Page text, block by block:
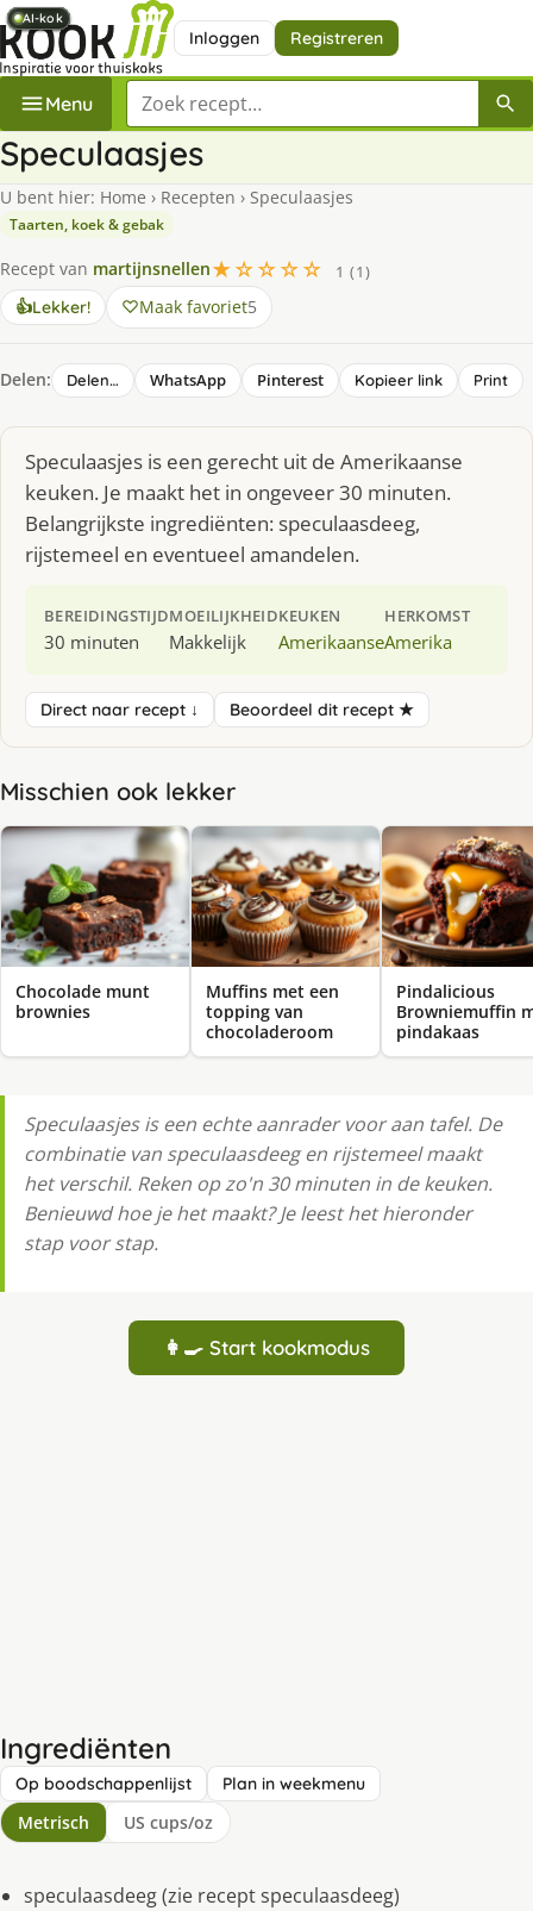
Inloggen Registreren
Menu Zoek een recept
Speculaasjes
U bent hier: Home › Recepten › Speculaasjes
Taarten, koek & gebak
Recept van martijnsnellen★☆☆☆☆
1 (1)
👍Lekker! Maak favoriet5
Delen: Delen… WhatsApp Pinterest Kopieer link Print
Speculaasjes is een gerecht uit de Amerikaanse
keuken. Je maakt het in ongeveer 30 minuten.
Belangrijkste ingrediënten: speculaasdeeg,
rijstemeel en eventueel amandelen.
BEREIDINGSTIJD
30 minuten
MOEILIJKHEID
Makkelijk
KEUKEN
Amerikaanse
HERKOMST
Amerika
Direct naar recept ↓ Beoordeel dit recept ★
Misschien ook lekker
AI-kok
Chocolade munt
brownies
AI-kok
Muffins met een
topping van
chocoladeroom
AI-kok
Pindalicious
Browniemuffin
pindakaas
AI-kok
AI-kok
AI-kok
AI-kok
AI-kok
Speculaasjes is een echte aanrader voor aan tafel. De
combinatie van speculaasdeeg en rijstemeel maakt
het verschil. Reken op zo'n 30 minuten in de keuken.
Benieuwd hoe je het maakt? Je leest het hieronder
stap voor stap.
👩‍🍳 Start kookmodus
Ingrediënten
Op boodschappenlijst Plan in weekmenu
Metrisch US cups/oz
speculaasdeeg (zie recept speculaasdeeg)